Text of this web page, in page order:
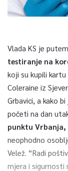
Vlada KS je
testiranje na
koji su kupili
Coleraine iz
Grbavici, a kako
početi na dan
punktu Vrbanja,
neophodno
Velež. “Radi
mjera i sigurnosti